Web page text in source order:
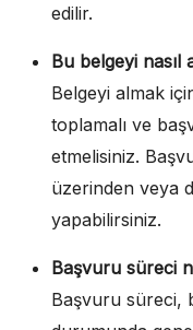
edilir.
Bu belgeyi nasıl
Belgeyi almak
toplamalı ve
etmelisiniz.
üzerinden veya
yapabilirsiniz.
Başvuru süreci
Başvuru süreci,